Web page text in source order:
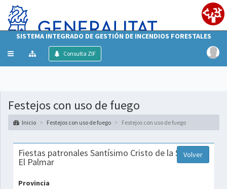
SISTEMA INTEGRADO DE GESTIÓN DE INCENDIOS FORESTALES
Mostrar/ocultar
Consulta ZIF
Festejos con uso de fuego
Inicio Festejos con uso de fuego Festejos con uso de fuego
Fiestas patronales Santísimo Cristo de la Salud de
El Palmar
Volver
Provincia